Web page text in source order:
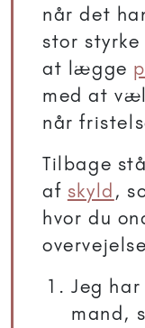
når det
stor
at lægge
med at
når
Tilbage
af skyld ,
hvor du
Jeg
mand,